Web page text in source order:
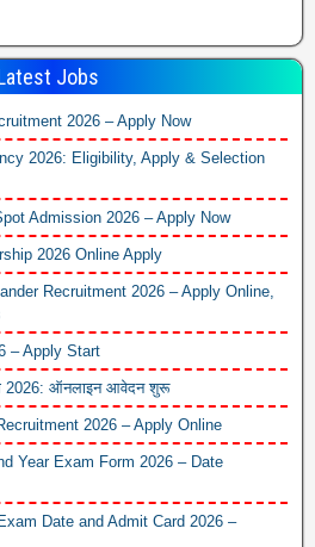
Jobs
2026 – Apply Now
2026: Eligibility, Apply & Selection
Admission 2026 – Apply Now
2026 Online Apply
Recruitment 2026 – Apply Online,
– Apply Start
2026: ऑनलाइन आवेदन शुरू
2026 – Apply Online
Year Exam Form 2026 – Date
Date and Admit Card 2026 –